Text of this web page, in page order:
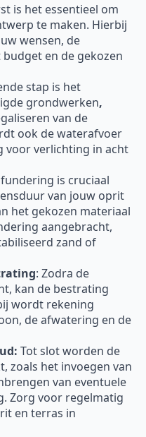
is het essentieel om
te maken. Hierbij
wensen, de
en de gekozen
stap is het
grondwerken,
van de
ook de waterafvoer
voor verlichting in acht
is cruciaal
van jouw oprit
het gekozen materiaal
aangebracht,
zand of
: Zodra de
kan de bestrating
wordt rekening
de afwatering en de
Tot slot worden de
zoals het invoegen van
van eventuele
Zorg voor regelmatig
en terras in